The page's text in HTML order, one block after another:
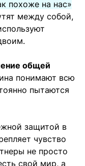
похоже на нас»
между собой,
общей
понимают всю
пытаются
защитой в
чувство
не просто
свой мир, а